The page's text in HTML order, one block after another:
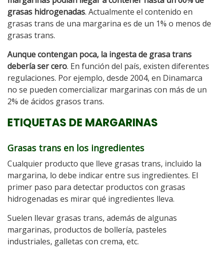
grasas hidrogenadas. Actualmente el contenido en
grasas trans de una margarina es de un 1% o menos de
grasas trans.
Aunque contengan poca, la ingesta de grasa trans
debería ser cero. En función del país, existen diferentes
regulaciones. Por ejemplo, desde 2004, en Dinamarca
no se pueden comercializar margarinas con más de un
2% de ácidos grasos trans.
ETIQUETAS DE MARGARINAS
Grasas trans en los ingredientes
Cualquier producto que lleve grasas trans, incluido la
margarina, lo debe indicar entre sus ingredientes. El
primer paso para detectar productos con grasas
hidrogenadas es mirar qué ingredientes lleva.
Suelen llevar grasas trans, además de algunas
margarinas, productos de bollería, pasteles
industriales, galletas con crema, etc.